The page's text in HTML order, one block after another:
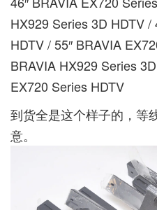
HX929 Series 3D HDTV /
HDTV / 55″ BRAVIA
BRAVIA HX929 Series
EX720 Series HDTV
到货全是这个样子的，等
意。